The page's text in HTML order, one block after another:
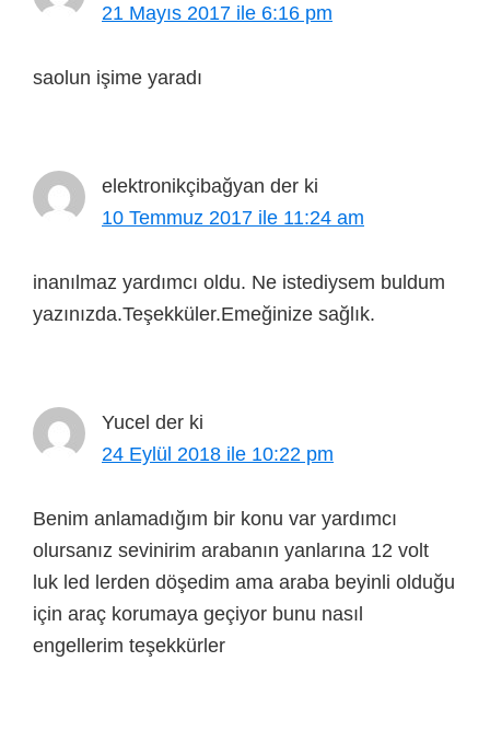
21 Mayıs 2017 ile 6:16 pm
saolun işime yaradı
elektronikçibağyan der ki
10 Temmuz 2017 ile 11:24 am
inanılmaz yardımcı oldu. Ne istediysem buldum
yazınızda.Teşekküler.Emeğinize sağlık.
Yucel der ki
24 Eylül 2018 ile 10:22 pm
Benim anlamadığım bir konu var yardımcı
olursanız sevinirim arabanın yanlarına 12 volt
luk led lerden döşedim ama araba beyinli olduğu
için araç korumaya geçiyor bunu nasıl
engellerim teşekkürler